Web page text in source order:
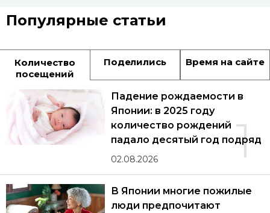
Популярные статьи
Количество
посещений
Поделились Время на сайте
1
Падение рождаемости в
Японии: в 2025 году
количество рождений
падало десятый год подряд
02.08.2026
В Японии многие пожилые
люди предпочитают